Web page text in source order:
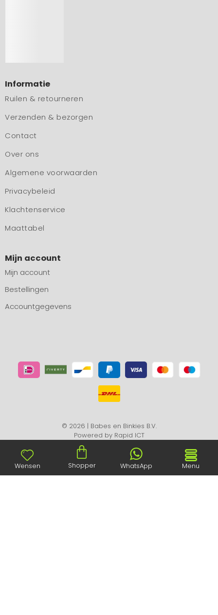
Informatie
Ruilen & retourneren
Verzenden & bezorgen
Contact
Over ons
Algemene voorwaarden
Privacybeleid
Klachtenservice
Maattabel
Mijn account
Mijn account
Bestellingen
Accountgegevens
© 2026 | Babes en Binkies B.V.
Powered by Rapid ICT
Wensen Shopper WhatsApp Menu